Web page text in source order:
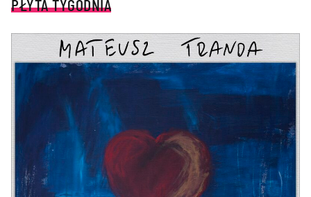
PŁYTA TYGODNIA